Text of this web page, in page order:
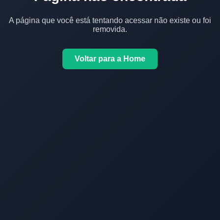
A página que você está tentando acessar não existe ou foi
removida.
Voltar para a Home